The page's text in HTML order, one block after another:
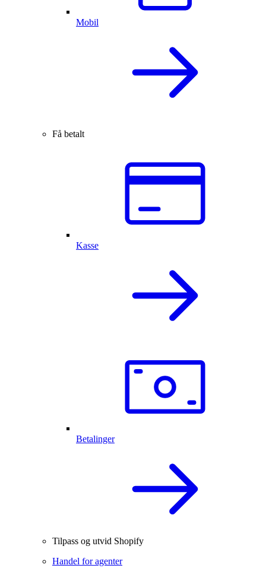
Mobil
Få betalt
Kasse
Betalinger
Tilpass og utvid Shopify
Handel for agenter